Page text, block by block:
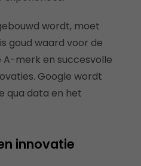
wordt, moet
goud waard voor de
merk en succesvolle
Google wordt
qua data en het
innovatie